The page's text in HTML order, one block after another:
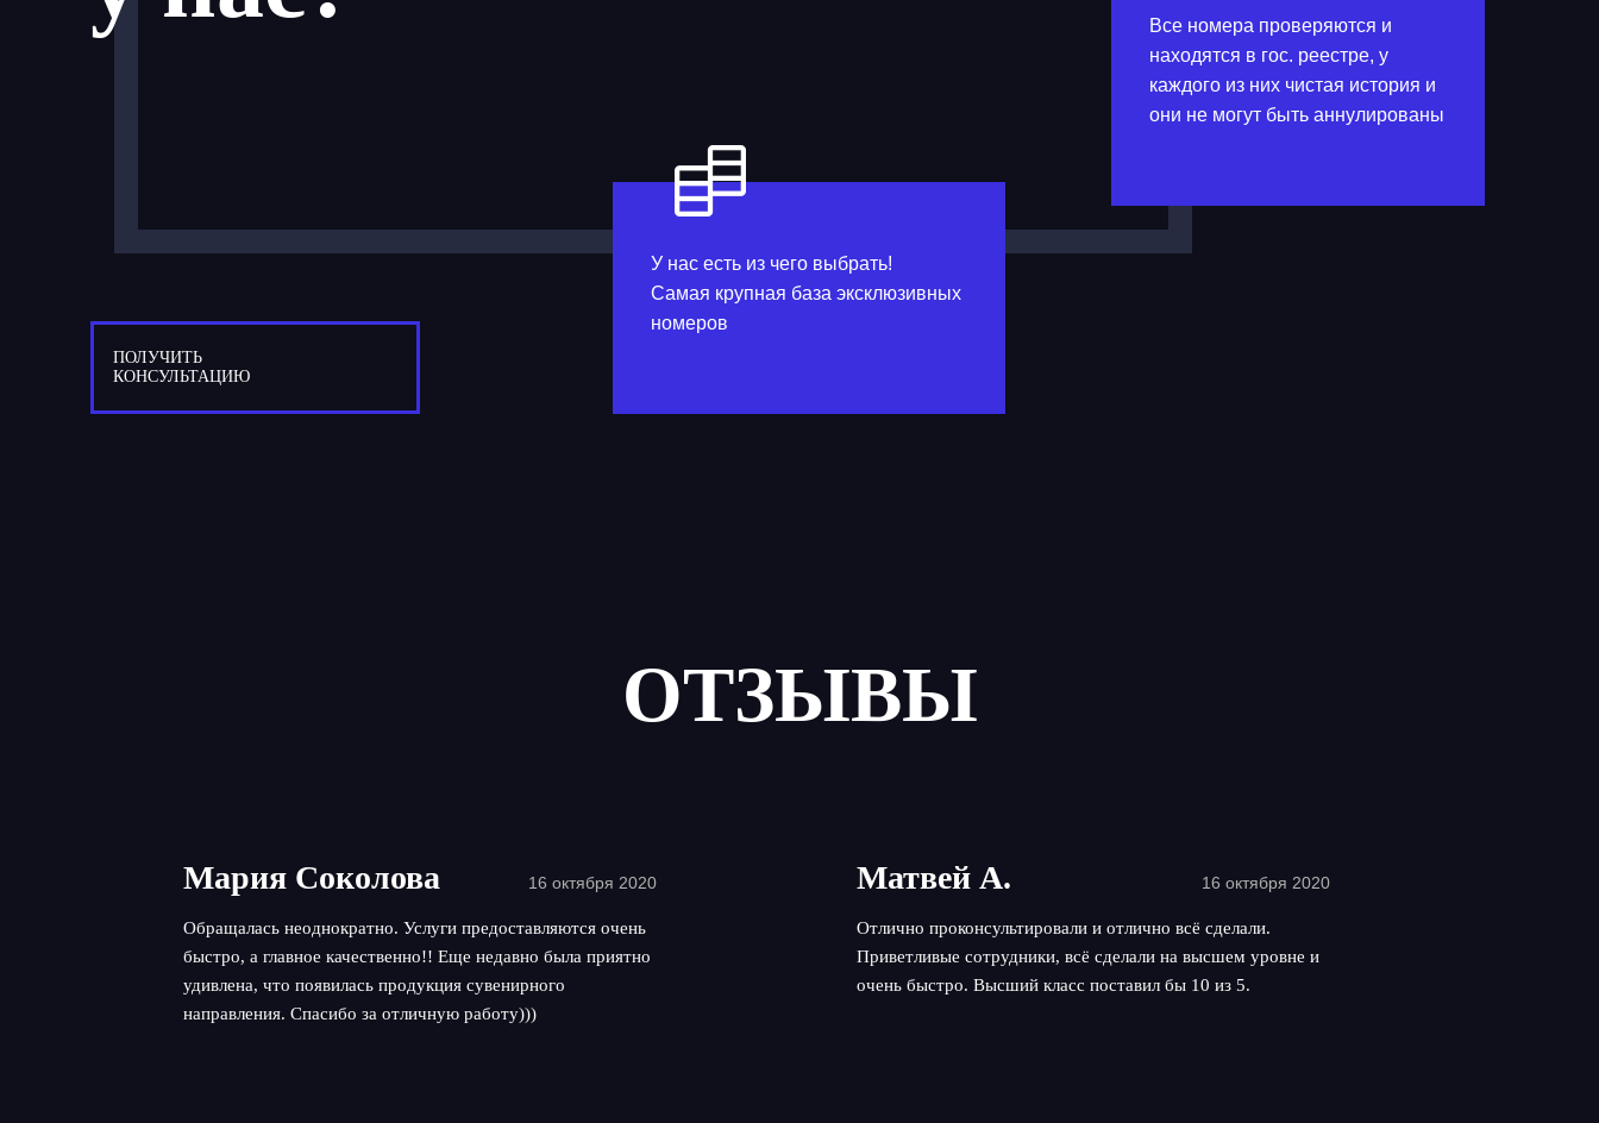
Все номера проверяются и
находятся в гос. реестре, у
каждого из них чистая история и
они не могут быть аннулированы
ПОЛУЧИТЬ
КОНСУЛЬТАЦИЮ
У нас есть из чего выбрать!
Самая крупная база эксклюзивных
номеров
ОТЗЫВЫ
Мария Соколова 16 октября 2020
Обращалась неоднократно. Услуги предоставляются очень
быстро, а главное качественно!! Еще недавно была приятно
удивлена, что появилась продукция сувенирного
направления. Спасибо за отличную работу)))
Матвей А. 16 октября 2020
Отлично проконсультировали и отлично всё сделали.
Приветливые сотрудники, всё сделали на высшем уровне и
очень быстро. Высший класс поставил бы 10 из 5.